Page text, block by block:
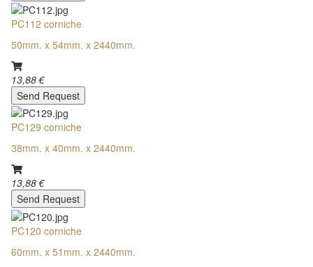
PC112 corniche
50mm. x 54mm. x 2440mm.
13,88 €
Send Request
PC129 corniche
38mm. x 40mm. x 2440mm.
13,88 €
Send Request
PC120 corniche
60mm. x 51mm. x 2440mm.